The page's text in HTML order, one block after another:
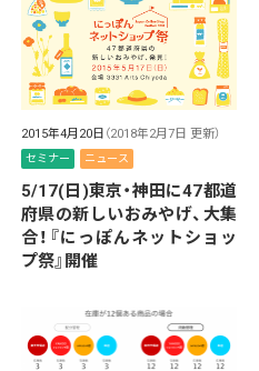
2015年4月20日 （2018年2月7日 更新）
セミナー ニュース
5/17(日)東京・神田に47都道
府県の新しいおみやげ、大集
合！『にっぽんネットショッ
プ祭』開催